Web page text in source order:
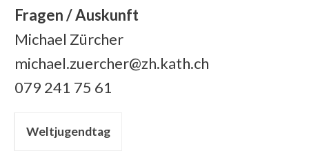
Fragen / Auskunft
Michael Zürcher
michael.zuercher@zh.kath.ch
079 241 75 61
Weltjugendtag